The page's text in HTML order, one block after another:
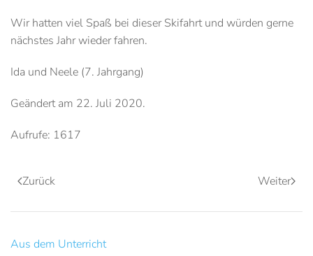
Wir hatten viel Spaß bei dieser Skifahrt und würden gerne
nächstes Jahr wieder fahren.
Ida und Neele (7. Jahrgang)
Geändert am 22. Juli 2020.
Aufrufe: 1617
Zurück Weiter
Aus dem Unterricht